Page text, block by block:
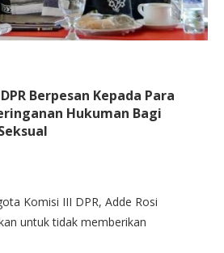
Berpesan Kepada Para
Hukuman Bagi
Komisi III DPR, Adde Rosi
untuk tidak memberikan